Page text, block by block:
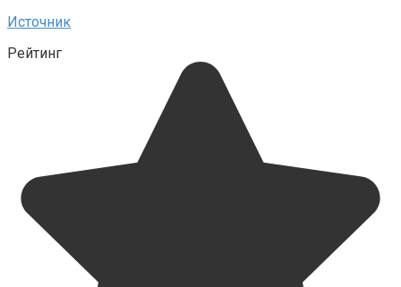
Источник
Рейтинг